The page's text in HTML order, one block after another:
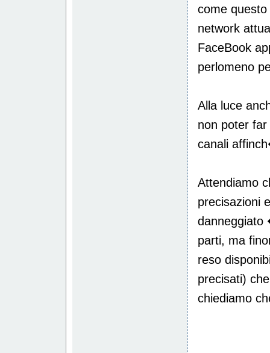
come
network
FaceBook
perlomeno
Alla luce
non poter
canali
Attendiamo
precisazioni
parti, ma
reso
precisati)
chiediamo